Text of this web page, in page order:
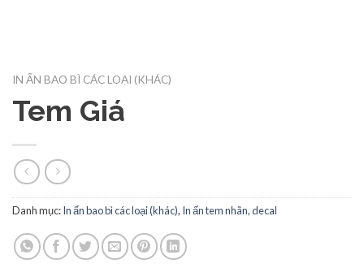
IN ẤN BAO BÌ CÁC LOẠI (KHÁC)
Tem Giá
Danh mục:In ấn bao bì các loại (khác), In ấn tem nhãn, decal